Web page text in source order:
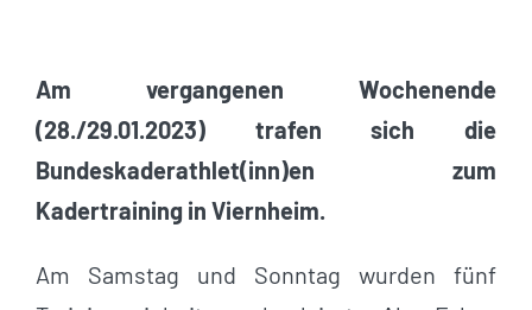
Am vergangenen Wochenende
(28./29.01.2023) trafen sich die
Bundeskaderathlet(inn)en zum
Kadertraining in Viernheim.
Am Samstag und Sonntag wurden fünf